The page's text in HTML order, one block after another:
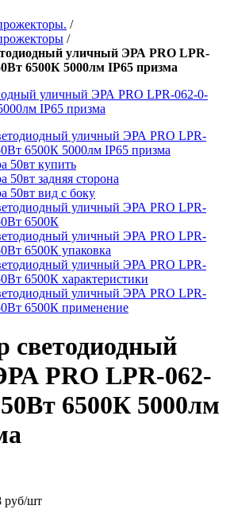
/
/
уличный ЭРА PRO LPR-
6500К 5000лм IP65 призма
светодиодный
PRO LPR-062-
6500К 5000лм
руб/шт